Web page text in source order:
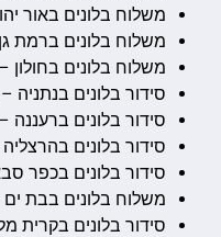
משלוח בלונים באור
משלוח בלונים ברמת
משלוח בלונים בחולון
סידור בלונים בנתניה
סידור בלונים ברעננה
סידור בלונים
סידור בלונים בכפר
משלוח בלונים בבת
סידור בלונים בקרית